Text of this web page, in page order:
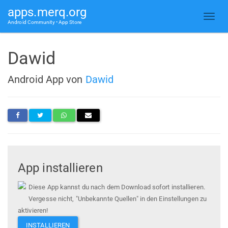
apps.merq.org
Android Community • App Store
Dawid
Android App von Dawid
App installieren
Diese App kannst du nach dem Download sofort installieren.
Vergesse nicht, "Unbekannte Quellen" in den Einstellungen zu
aktivieren!
INSTALLIEREN